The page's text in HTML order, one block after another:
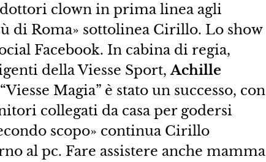
clown in prima linea agli
di Roma» sottolinea Cirillo. Lo show
Facebook. In cabina di regia,
della Viesse Sport,Achille
Magia” è stato un successo, con
collegati da casa per godersi
scopo» continua Cirillo
al pc. Fare assistere anche mamma